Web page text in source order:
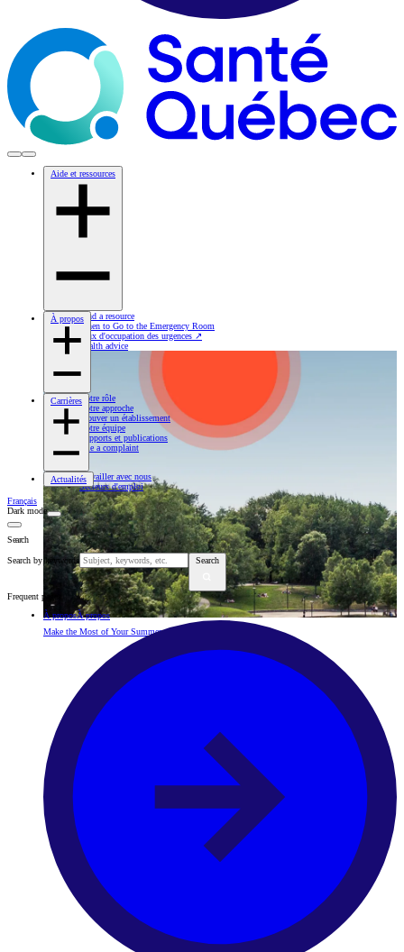
Aide et ressources
Find a resource
When to Go to the Emergency Room
Taux d'occupation des urgences ↗
Health advice
Make the Most of Your Summer with Our Health Advice
À propos
Notre rôle
Notre approche
Trouver un établissement
Notre équipe
Rapports et publications
File a complaint
Carrières
Travailler avec nous
Secteurs d'emploi
Actualités
Français
Dark mode
Search
Search by keywords Search
Frequent pages
À proposÀ propos